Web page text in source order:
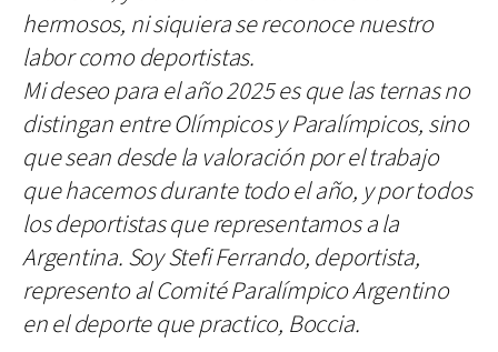
hermosos, ni siquiera se reconoce nuestro
labor como deportistas.
Mi deseo para el año 2025 es que las ternas no
distingan entre Olímpicos y Paralímpicos, sino
que sean desde la valoración por el trabajo
que hacemos durante todo el año, y por todos
los deportistas que representamos a la
Argentina. Soy Stefi Ferrando, deportista,
represento al Comité Paralímpico Argentino
en el deporte que practico, Boccia.